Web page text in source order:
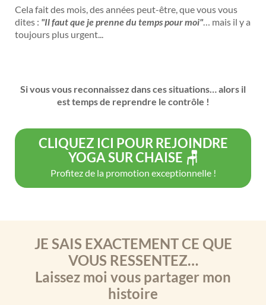
Cela fait des mois, des années peut-être, que vous vous
dites : "Il faut que je prenne du temps pour moi"… mais il y a
toujours plus urgent...
Si vous vous reconnaissez dans ces situations… alors il
est temps de reprendre le contrôle !
CLIQUEZ ICI POUR REJOINDRE
YOGA SUR CHAISE 🪑
Profitez de la promotion exceptionnelle !
JE SAIS EXACTEMENT CE QUE
VOUS RESSENTEZ…
Laissez moi vous partager mon
histoire